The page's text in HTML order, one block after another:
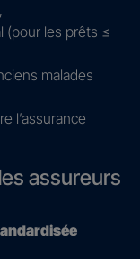
(pour les prêts ≤
malades
l’assurance
assureurs